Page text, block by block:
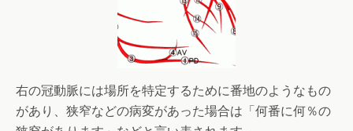
右の冠動脈には場所を特定するために番地のようなもの
があり、狭窄などの病変があった場合は「何番に何％の